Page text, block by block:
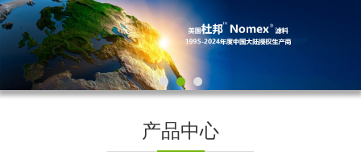
产品中心